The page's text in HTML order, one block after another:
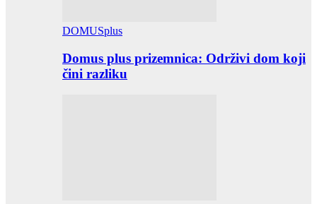
DOMUSplus
Domus plus prizemnica: Održivi dom koji
čini razliku